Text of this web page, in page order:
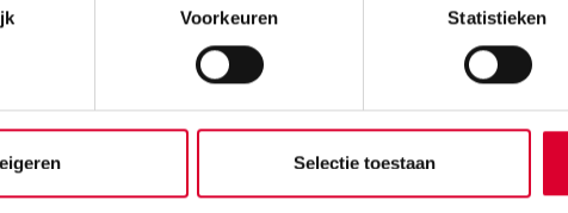
Voorkeuren Statistieken
Selectie toestaan
Willem Alexanderstraat 7
7442 MA Nijverdal
Routebeschrijving
Postadres
Willem Alexanderstraat 7